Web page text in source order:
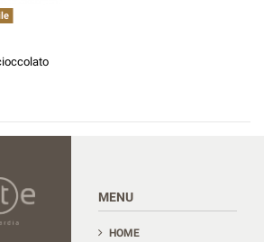
MENU
HOME